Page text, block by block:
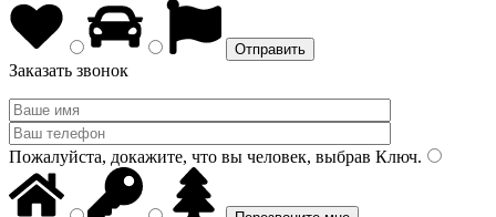
Заказать звонок
Пожалуйста, докажите, что вы человек, выбрав Ключ.